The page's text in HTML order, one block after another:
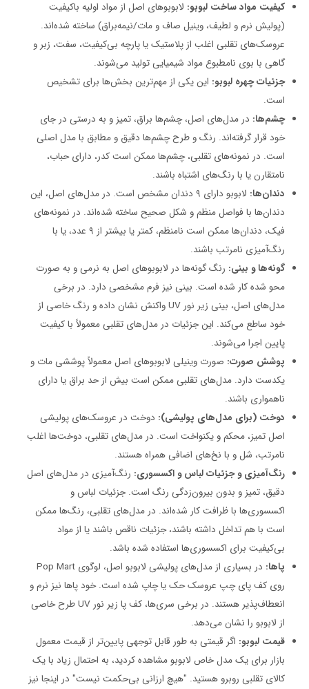
کیفیت مواد ساخت لبوبو: لابوبوهای اصل از مواد اولیه باکیفیت
(پولیش نرم و لطیف، وینیل صاف و مات/نیمه‌براق) ساخته شده‌اند.
عروسک‌های تقلبی اغلب از پلاستیک یا پارچه بی‌کیفیت، سفت، زبر و
گاهی با بوی نامطبوع مواد شیمیایی تولید می‌شوند.
جزئیات چهره لبوبو: این یکی از مهم‌ترین بخش‌ها برای تشخیص
است.
چشم‌ها: در مدل‌های اصل، چشم‌ها براق، تمیز و به درستی در جای
خود قرار گرفته‌اند. رنگ و طرح چشم‌ها دقیق و مطابق با مدل اصلی
است. در نمونه‌های تقلبی، چشم‌ها ممکن است کدر، دارای حباب،
نامتقارن یا با رنگ‌های اشتباه باشند.
دندان‌ها:
لابوبو دارای ۹ دندان مشخص است. در مدل‌های اصل، این
دندان‌ها با فواصل منظم و شکل صحیح ساخته شده‌اند. در نمونه‌های
فیک، دندان‌ها ممکن است نامنظم، کمتر یا بیشتر از ۹ عدد، یا با
رنگ‌آمیزی نامرتب باشند.
گونه‌ها و بینی: رنگ گونه‌ها در لابوبوهای اصل به نرمی و به صورت
محو شده کار شده است. بینی نیز فرم مشخصی دارد. در برخی
مدل‌های اصل، بینی زیر نور UV واکنش نشان داده و رنگ خاصی از
خود ساطع می‌کند. این جزئیات در مدل‌های تقلبی معمولاً با کیفیت
پایین اجرا می‌شوند.
پوشش صورت: صورت وینیلی لابوبوهای اصل معمولاً پوششی مات و
یکدست دارد. مدل‌های تقلبی ممکن است بیش از حد براق یا دارای
ناهمواری باشند.
دوخت (برای مدل‌های پولیشی): دوخت در عروسک‌های پولیشی
اصل تمیز، محکم و یکنواخت است. در مدل‌های تقلبی، دوخت‌ها اغلب
نامرتب، شل و با نخ‌های اضافی همراه هستند.
رنگ‌آمیزی و جزئیات لباس و اکسسوری: رنگ‌آمیزی در مدل‌های اصل
دقیق، تمیز و بدون بیرون‌زدگی رنگ است. جزئیات لباس و
اکسسوری‌ها با ظرافت کار شده‌اند. در مدل‌های تقلبی، رنگ‌ها ممکن
است با هم تداخل داشته باشند، جزئیات ناقص باشند یا از مواد
بی‌کیفیت برای اکسسوری‌ها استفاده شده باشد.
پاها:
در بسیاری از مدل‌های پولیشی لابوبو اصل، لوگوی Pop Mart
روی کف پای چپ عروسک حک یا چاپ شده است. خود پاها نیز نرم و
انعطاف‌پذیر هستند. در برخی سری‌ها، کف پا زیر نور UV طرح خاصی
از لابوبو را نشان می‌دهد.
قیمت لبوبو: اگر قیمتی به طور قابل توجهی پایین‌تر از قیمت معمول
بازار برای یک مدل خاص لابوبو مشاهده کردید، به احتمال زیاد با یک
کالای تقلبی روبرو هستید. "هیچ ارزانی بی‌حکمت نیست" در اینجا نیز